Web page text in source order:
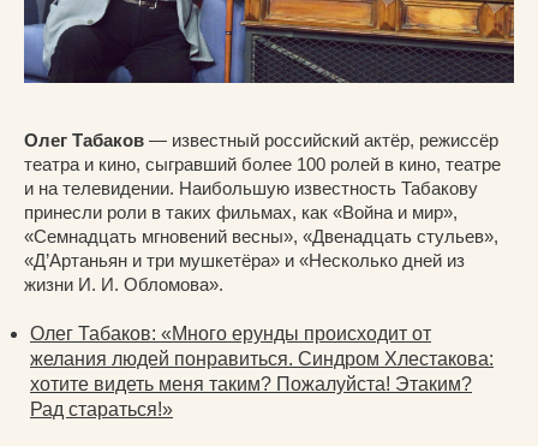
Олег Табаков — известный российский актёр, режиссёр
театра и кино, сыгравший более 100 ролей в кино, театре
и на телевидении. Наибольшую известность Табакову
принесли роли в таких фильмах, как «Война и мир»,
«Семнадцать мгновений весны», «Двенадцать стульев»,
«Д’Артаньян и три мушкетёра» и «Несколько дней из
жизни И. И. Обломова».
Олег Табаков: «Много ерунды происходит от
желания людей понравиться. Синдром Хлестакова:
хотите видеть меня таким? Пожалуйста! Этаким?
Рад стараться!»